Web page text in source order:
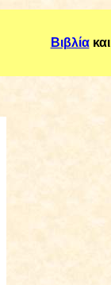
Βιβλία και